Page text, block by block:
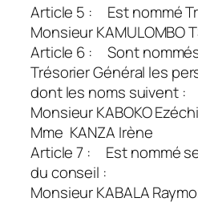
Article 5 : Est nommé
Monsieur KAMULOMBO
Article 6 : Sont
Trésorier Général les
dont les noms suivent :
Monsieur KABOKO
Mme KANZA Irène
Article 7 : Est nommé
du conseil :
Monsieur KABALA